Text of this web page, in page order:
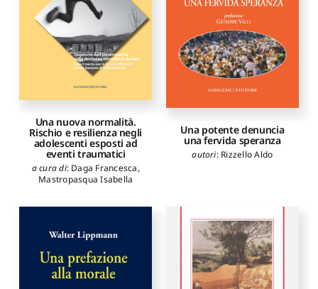
Una nuova normalità.
Rischio e resilienza negli
adolescenti esposti ad
eventi traumatici
a cura di: Daga Francesca,
Mastropasqua Isabella
Una potente denuncia
una fervida speranza
autori: Rizzello Aldo